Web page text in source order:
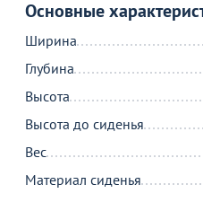
Основные
Ширина
Глубина
Высота
Высота до сиденья
Вес
Материал сиденья
В
С этим товаром покупают